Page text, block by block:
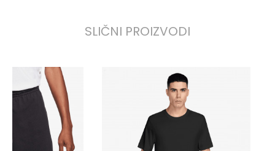
SLIČNI PROIZVODI